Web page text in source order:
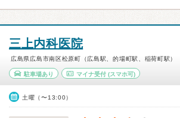
三上内科医院
広島県広島市南区松原町（広島駅、的場町駅、稲荷町駅）
駐車場あり マイナ受付(スマホ可)
土曜（〜13:00）